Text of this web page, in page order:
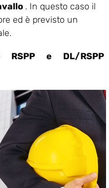
. In questo caso il
ed è previsto un
RSPP e DL/RSPP